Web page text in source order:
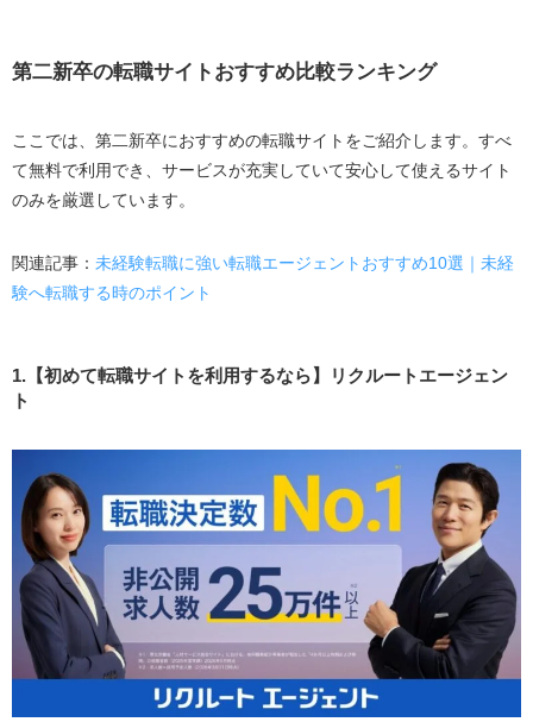
2.マイナビ転職エージェント【自分に合った求人を提
3.【確実に転職したいなら】doda（デューダ）
4.【書類選考なしで内定を目指すなら】就職カレッジ
（JAIC）
0’s
7.【じっくり相談したいなら】第二新卒エージェント
9.【企業からオファー機能あり】リクナビNEXT
10.【地方から上京なら】キャリアスタート
11.【転職イベントに参加したいなら】Re就活（リカ
ツ）
12.【自分に合った企業を見つけるなら】AiDEM AGE
NT転職
13.市場価値が高い人材を目指すなら「手に職転職」
14.【未経験におすすめ】就職カレッジ
第二新卒の転職サイトおすすめ比較ランキング
ここでは、第二新卒におすすめの転職サイトをご紹介します。すべ
て無料で利用でき、サービスが充実していて安心して使えるサイト
のみを厳選しています。
関連記事： 未経験転職に強い転職エージェントおすすめ10選｜未経
験へ転職する時のポイント
1.【初めて転職サイトを利用するなら】リクルートエージェン
ト